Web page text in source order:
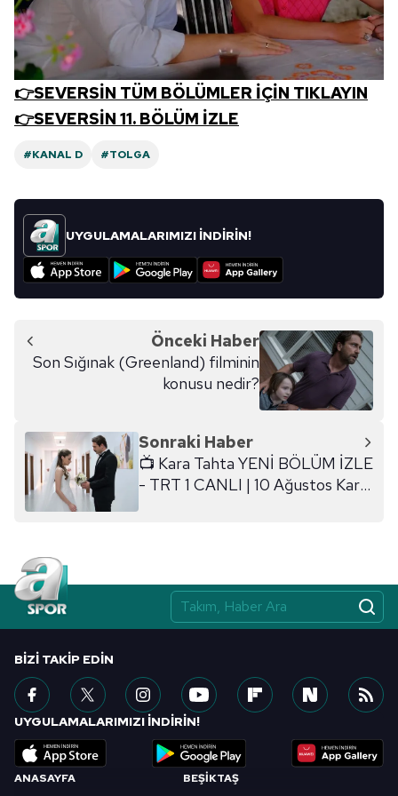
👉SEVERSİN TÜM BÖLÜMLER İÇİN TIKLAYIN
👉SEVERSİN 11. BÖLÜM İZLE
#KANAL D #TOLGA
UYGULAMALARIMIZI İNDİRİN!
Önceki Haber
Son Sığınak (Greenland) filminin
konusu nedir?
Sonraki Haber
📺 Kara Tahta YENİ BÖLÜM İZLE
- TRT 1 CANLI | 10 Ağustos Kara
ANASAYFA
BEŞİKTAŞ
BIZI TAKIP EDIN
UYGULAMALARIMIZI İNDİRİN!